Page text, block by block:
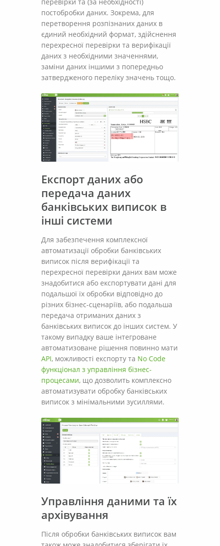
постобробки даних. Зокрема, для
перетворення розпізнаних даних в
єдиний необхідний формат, здійснення
перехресної перевірки та верифікації
даних з необхідними значеннями,
заміни даних іншими з попередньо
затвердженого переліку значень тощо.
Експорт даних або
передача даних
банківських виписок в
інші системи
Для забезпечення комплексної
автоматизації обробки банківських
виписок після верифікації та
перехресної перевірки даних вам може
знадобитися або експортувати дані для
подальшої їх обробки відповідно до
різних бізнес-сценаріїв, або подальша
передача отриманих даних з
банківських виписок до інших систем. У
такому випадку ваше інтегроване
автоматизоване рішення повинно мати
API, можливості експорту та No Code
функціонал з управління бізнес-
процесами, що дозволить комплексно
автоматизувати обробку банківських
виписок з мінімальними зусиллями.
Управління даними та їх
архівування
Після обробки банківських виписок вам